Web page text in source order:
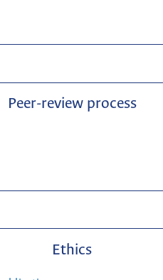
Peer-review process
Ethics